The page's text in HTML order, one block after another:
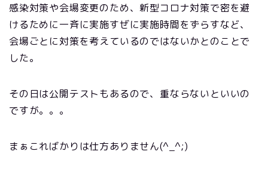
感染対策や会場変更のため、新型コロナ対策で密を避
けるために一斉に実施すぜに実施時間をずらすなど、
会場ごとに対策を考えているのではないかとのことで
した。
その日は公開テストもあるので、重ならないといいの
ですが。。。
まぁこればかりは仕方ありません(^_^;)